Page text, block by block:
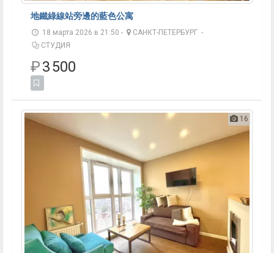
地鐵綠線站旁邊的藍色公寓
18 марта 2026 в 21:50 - САНКТ-ПЕТЕРБУРГ -
СТУДИЯ
₽3 500
16